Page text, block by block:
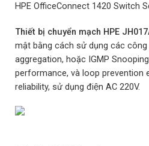
HPE OfficeConnect 1420 Switch
Thiết bị chuyển mạch HPE
mật bằng cách sử dụng các công
aggregation, hoặc IGMP
performance, và loop prevention
reliability, sử dụng điện AC 220V.